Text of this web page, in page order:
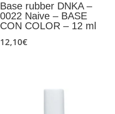
Base rubber DNKA –
0022 Naive – BASE
CON COLOR – 12 ml
12,10€